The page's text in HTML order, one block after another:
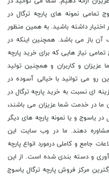
تمامی نمونه های پارچه ترگال در
داشته باشید. به همین منظور
آن باز می باشد. همچنین اینکه در
نیاز هایی که برای خرید پارچه
عزیزان و کاربران و همچنین تولید
رو می توانید با خیالی آسوده در
ای نسبت به خرید پارچه ترگال در
ما در خدمت شما عزیزان می باشند،
یاسوج و یا نمونه پارچه های دیگر
مشاوره دهند. ما در وب سایت این
جامع و کاملی درمورد انواع پارچه
و دسته بندی شده است. از این
مرکز فروش پارچه ترگال یاسوج